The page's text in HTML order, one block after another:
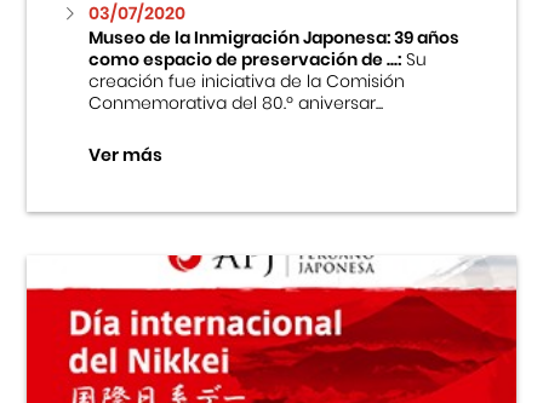
03/07/2020
Museo de la Inmigración Japonesa: 39 años
como espacio de preservación de ...:Su
creación fue iniciativa de la Comisión
Conmemorativa del 80.º aniversar...
Ver más